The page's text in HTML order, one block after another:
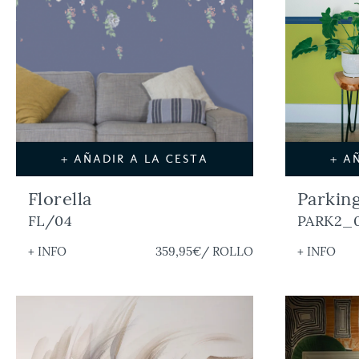
+ AÑADIR A LA CESTA
Florella
FL/04
+ INFO 359,95€/ ROLLO
+
+ INFO